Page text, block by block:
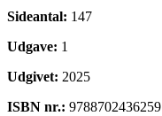
Sideantal: 147
Udgave: 1
Udgivet: 2025
ISBN nr.: 9788702436259